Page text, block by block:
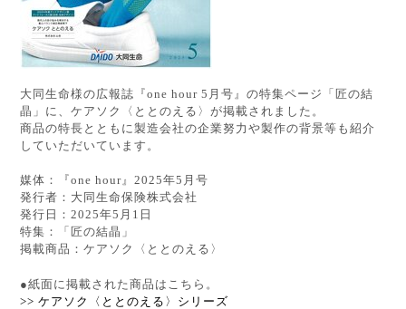
大同生命様の広報誌『one hour 5 月号』の特集ページ「匠の結
晶」に、ケアソク〈ととのえる〉が掲載されました。
商品の特長とともに製造会社の企業努力や製作の背景等も紹介
していただいています。
媒体：『one hour』2025年5 月号
発行者：大同生命保険株式会社
発行日：2025年5 月 1 日
特集：「匠の結晶」
掲載商品：ケアソク〈ととのえる〉
●紙面に掲載された商品はこちら。
>> ケアソク〈ととのえる〉シリーズ